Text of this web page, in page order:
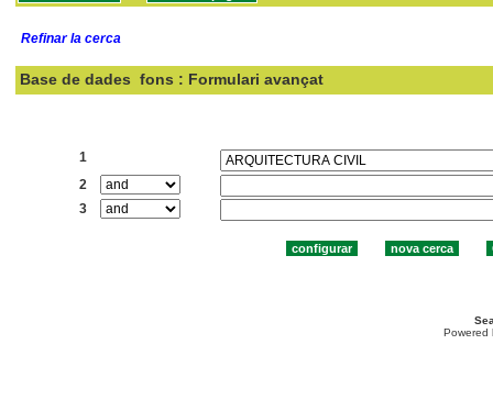
Refinar la cerca
Base de dades fons : Formulari avançat
1
2
3